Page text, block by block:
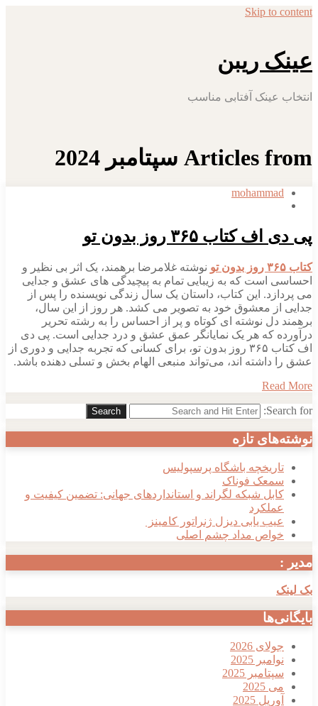
Skip to content
عینک ریبن
انتخاب عینک آفتابی مناسب
Articles from سپتامبر 2024
mohammad
پی دی اف کتاب ۳۶۵ روز بدون تو
کتاب ۳۶۵ روز بدون تو
نوشته غلامرضا برهمند، یک اثر بی‌ نظیر و
احساسی است که به زیبایی تمام به پیچیدگی‌ های عشق و جدایی
می‌ پردازد. این کتاب، داستان یک سال زندگی نویسنده را پس از
جدایی از معشوق خود به تصویر می‌ کشد. هر روز از این سال،
برهمند دل نوشته‌ ای کوتاه و پر از احساس را به رشته تحریر
درآورده که هر یک نمایانگر عمق عشق و درد جدایی است. پی دی
اف کتاب ۳۶۵ روز بدون تو، برای کسانی که تجربه جدایی و دوری از
عشق را داشته‌ اند، می‌تواند منبعی الهام‌ بخش و تسلی‌ دهنده باشد.
Read More
Search for:
Search
نوشته‌های تازه
تاریخچه باشگاه پرسپولیس
سمعک فوناک
کابل شبکه لگراند و استانداردهای جهانی: تضمین کیفیت و
عملکرد
عیب یابی دیزل ژنراتور کامینز
خواص مداد چشم اصلی
مدیر :
بک لینک
بایگانی‌ها
جولای 2026
نوامبر 2025
سپتامبر 2025
می 2025
آوریل 2025